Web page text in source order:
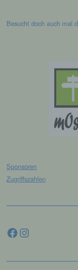
Besucht doch auch mal
Sponsoren
Zugriffszahlen
Facebook
k)
Person
Name und